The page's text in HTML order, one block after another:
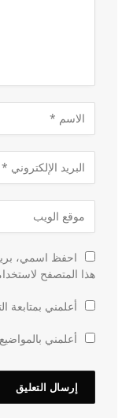
احفظ اسمي،
هذا المتصفح
أعلمني بمتابعة
أعلمني